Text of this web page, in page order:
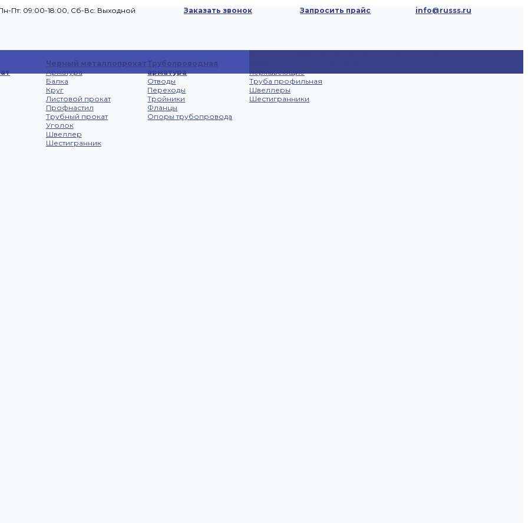
Пт: 09:00-18:00, Cб-Вс: Выходной Заказать звонок Запросить прайс info@russs.ru
Черный металлопрокат
Арматура
Балка
Круг
Листовой прокат
Профнастил
Трубный прокат
Уголок
Швеллер
Шестигранник
Трубопроводная
арматура
Отводы
Переходы
Тройники
Фланцы
Опоры трубопровода
нержавеющие
Труба профильная
Швеллеры
Шестигранники